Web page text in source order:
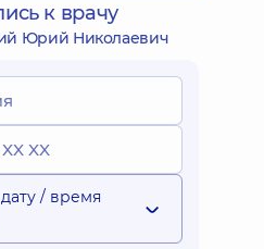
к врачу
Юрий Николаевич
/ время